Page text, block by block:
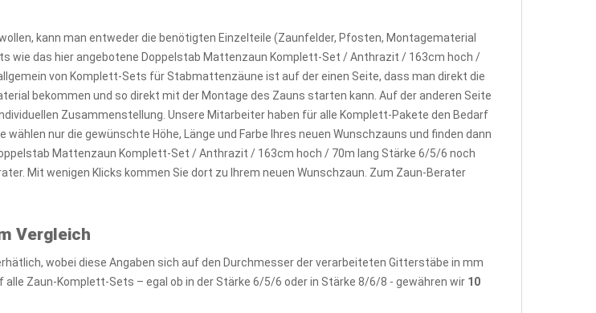
kann man entweder die benötigten Einzelteile (Zaunfelder, Pfosten, Montagematerial
wie das hier angebotene Doppelstab Mattenzaun Komplett-Set / Anthrazit / 163cm hoch /
von Komplett-Sets für Stabmattenzäune ist auf der einen Seite, dass man direkt die
bekommen und so direkt mit der Montage des Zauns starten kann. Auf der anderen Seite
Zusammenstellung. Unsere Mitarbeiter haben für alle Komplett-Pakete den Bedarf
nur die gewünschte Höhe, Länge und Farbe Ihres neuen Wunschzauns und finden dann
Mattenzaun Komplett-Set / Anthrazit / 163cm hoch / 70m lang Stärke 6/5/6 noch
Mit wenigen Klicks kommen Sie dort zu Ihrem neuen Wunschzaun. Zum Zaun-Berater
Vergleich
wobei diese Angaben sich auf den Durchmesser der verarbeiteten Gitterstäbe in mm
Zaun-Komplett-Sets – egal ob in der Stärke 6/5/6 oder in Stärke 8/6/8 - gewähren wir 10